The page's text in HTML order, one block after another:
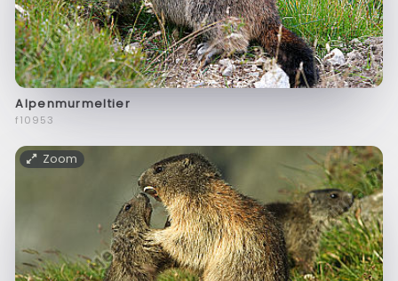
Alpenmurmeltier
f10953
Zoom